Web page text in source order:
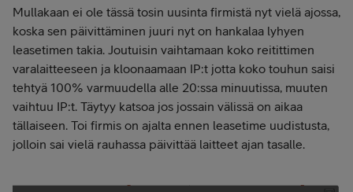
Mullakaan ei ole tässä tosin uusinta firmistä nyt vielä ajossa,
koska sen päivittäminen juuri nyt on hankalaa lyhyen
leasetimen takia. Joutuisin vaihtamaan koko reitittimen
varalaitteeseen ja kloonaamaan IP:t jotta koko touhun saisi
tehtyä 100% varmuudella alle 20:ssa minuutissa, muuten
vaihtuu IP:t. Täytyy katsoa jos jossain välissä on aikaa
tällaiseen. Toi firmis on ajalta ennen leasetime uudistusta,
jolloin sai vielä rauhassa päivittää laitteet ajan tasalle.